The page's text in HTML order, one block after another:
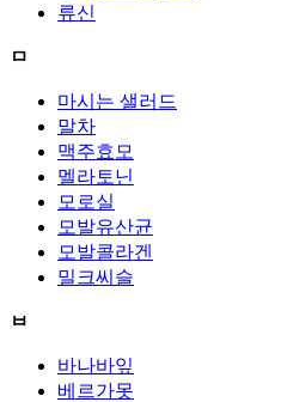
류신
ㅁ
마시는 샐러드
말차
맥주효모
멜라토닌
모로실
모발유산균
모발콜라겐
밀크씨슬
ㅂ
바나바잎
베르가못